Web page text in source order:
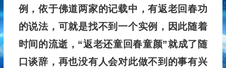
例，依于佛道两家的记载中，有返老回春功
的说法，可就是找不到一个实例，因此随着
时间的流逝，“返老还童回春童颜”就成了随
口谈辞，再也没有人会对此做不到的事有兴